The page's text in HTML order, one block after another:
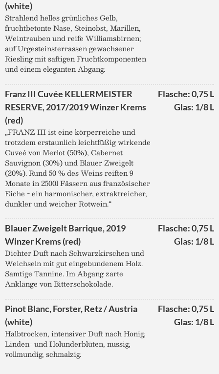
(white)
Strahlend helles grünliches Gelb,
fruchtbetonte Nase, Steinobst, Marillen,
Weintrauben und reife Williamsbirnen;
auf Urgesteinsterrassen gewachsener
Riesling mit saftigen Fruchtkomponenten
und einem eleganten Abgang.
Franz III Cuvée KELLERMEISTER
RESERVE, 2017/2019 Winzer Krems
(red)
„FRANZ III ist eine körperreiche und
trotzdem erstaunlich leichtfüßig wirkende
Cuveé von Merlot (50%), Cabernet
Sauvignon (30%) und Blauer Zweigelt
(20%). Rund 50 % des Weins reiften 9
Monate in 2500l Fässern aus französischer
Eiche - ein harmonischer, extraktreicher,
dunkler und weicher Rotwein.“
Flasche: 0,75 L
Glas: 1/8 L
Blauer Zweigelt Barrique, 2019
Winzer Krems (red)
Dichter Duft nach Schwarzkirschen und
Weichseln mit gut eingebundenem Holz.
Samtige Tannine. Im Abgang zarte
Anklänge von Bitterschokolade.
Flasche: 0,75 L
Glas: 1/8 L
Pinot Blanc, Forster, Retz / Austria
(white)
Halbtrocken, intensiver Duft nach Honig,
Linden- und Holunderblüten, nussig,
vollmundig, schmalzig.
Flasche: 0,75 L
Glas: 1/8 L